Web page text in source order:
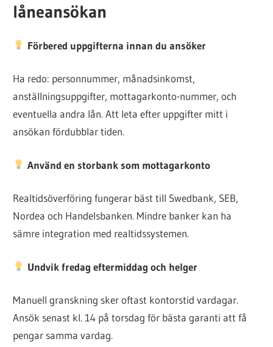
låneansökan
Förbered uppgifterna innan du ansöker
Ha redo: personnummer, månadsinkomst,
anställningsuppgifter, mottagarkonto-nummer, och
eventuella andra lån. Att leta efter uppgifter mitt i
ansökan fördubblar tiden.
Använd en storbank som mottagarkonto
Realtidsöverföring fungerar bäst till Swedbank, SEB,
Nordea och Handelsbanken. Mindre banker kan ha
sämre integration med realtidssystemen.
Undvik fredag eftermiddag och helger
Manuell granskning sker oftast kontorstid vardagar.
Ansök senast kl. 14 på torsdag för bästa garanti att få
pengar samma vardag.